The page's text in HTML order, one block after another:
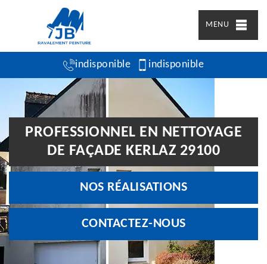
MENU
indisponible indisponible
PROFESSIONNEL EN NETTOYAGE
DE FAÇADE KERLAZ 29100
NOS RÉALISATIONS
CONTACTEZ-NOUS